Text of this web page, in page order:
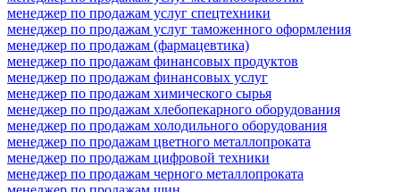
менеджер по продажам услуг спецтехники
менеджер по продажам услуг таможенного оформления
менеджер по продажам (фармацевтика)
менеджер по продажам финансовых продуктов
менеджер по продажам финансовых услуг
менеджер по продажам химического сырья
менеджер по продажам хлебопекарного оборудования
менеджер по продажам холодильного оборудования
менеджер по продажам цветного металлопроката
менеджер по продажам цифровой техники
менеджер по продажам черного металлопроката